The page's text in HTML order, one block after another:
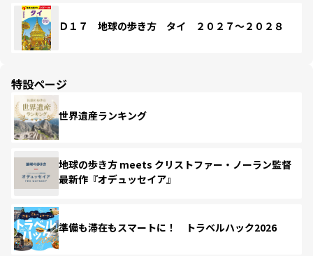
Ｄ１７ 地球の歩き方 タイ ２０２７～２０２８
特設ページ
世界遺産ランキング
地球の歩き方 meets クリストファー・ノーラン監督
最新作『オデュッセイア』
準備も滞在もスマートに！ トラベルハック2026